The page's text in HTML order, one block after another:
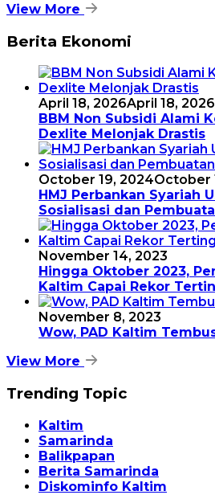
View More
Berita Ekonomi
April 18, 2026April 18, 2026
BBM Non Subsidi Alami
Dexlite Melonjak Drastis
October 19, 2024October
HMJ Perbankan Syariah
Sosialisasi dan
November 14, 2023
Hingga Oktober 2023,
Kaltim Capai Rekor
November 8, 2023
Wow, PAD Kaltim
View More
Trending Topic
Kaltim
Samarinda
Balikpapan
Berita Samarinda
Diskominfo Kaltim